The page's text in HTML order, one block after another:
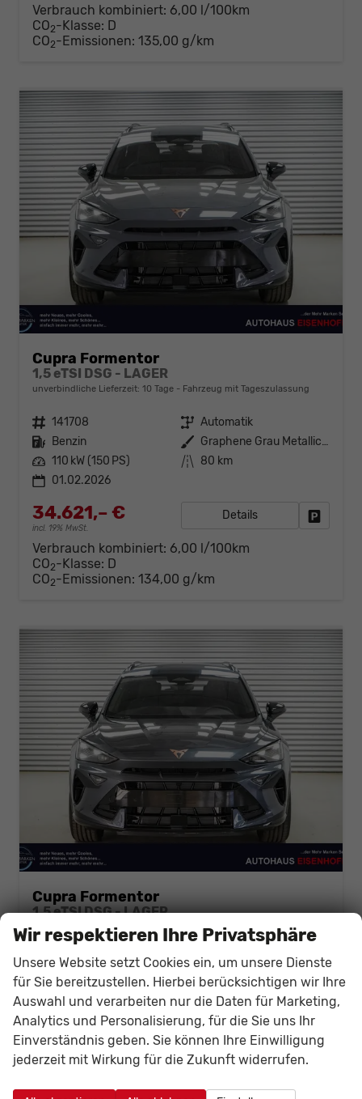
Verbrauch kombiniert: 6,00 l/100km
CO2-Klasse: D
CO2-Emissionen: 135,00 g/km
Cupra Formentor
1,5 eTSI DSG - LAGER
unverbindliche Lieferzeit: 10 Tage Fahrzeug mit Tageszulassung
Fahrzeugnr. 141708 Getriebe Automatik
Kraftstoff Benzin Außenfarbe
Graphene Grau Metallic (R6)
Leistung 110 kW (150 PS) Kilometerstand 80 km
01.02.2026
34.621,– €
incl. 19% MwSt.
Details
Verbrauch kombiniert: 6,00 l/100km
CO2-Klasse: D
CO2-Emissionen: 134,00 g/km
Cupra Formentor
1,5 eTSI DSG - LAGER
unverbindliche Lieferzeit: 10 Tage Fahrzeug mit Tageszulassung
Fahrzeugnr. 141891 Getriebe Automatik
Kraftstoff Benzin Außenfarbe
Magnetic Grau Metallic (S7)
Leistung 110 kW (150 PS) Kilometerstand 80 km
01.03.2026
34.726,– €
incl. 19% MwSt.
Details
Verbrauch kombiniert:6,00 l/100km
Wir respektieren Ihre Privatsphäre
Unsere Website setzt Cookies ein, um unsere Dienste
für Sie bereitzustellen. Hierbei berücksichtigen wir Ihre
Auswahl und verarbeiten nur die Daten für Marketing,
Analytics und Personalisierung, für die Sie uns Ihr
Einverständnis geben. Sie können Ihre Einwilligung
jederzeit mit Wirkung für die Zukunft widerrufen.